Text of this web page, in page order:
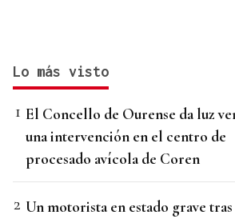
Lo más visto
El Concello de Ourense da luz
una intervención en el centro de
procesado avícola de Coren
Un motorista en estado grave tras